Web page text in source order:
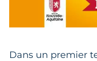
Dans un premier